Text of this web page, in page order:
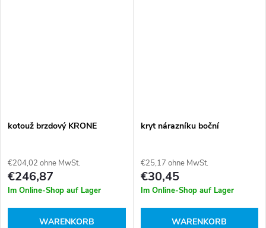
kotouž brzdový KRONE
€204,02 ohne MwSt.
€246,87
Im Online-Shop auf Lager
WARENKORB
kryt nárazníku boční
€25,17 ohne MwSt.
€30,45
Im Online-Shop auf Lager
WARENKORB